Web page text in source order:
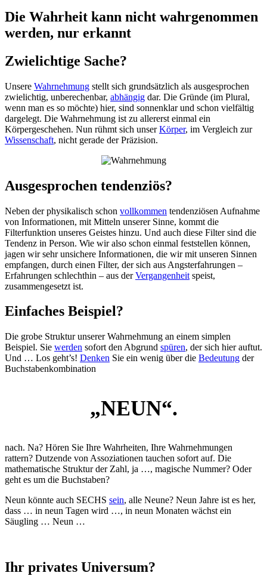
Die Wahrheit kann nicht wahrgenommen
werden, nur erkannt
Zwielichtige Sache?
Unsere Wahrnehmung stellt sich grundsätzlich als ausgesprochen
zwielichtig, unberechenbar, abhängig dar. Die Gründe (im Plural,
wenn man es so möchte) hier, sind sonnenklar und schon vielfältig
dargelegt. Die Wahrnehmung ist zu allererst einmal ein
Körpergeschehen. Nun rühmt sich unserKörper, im Vergleich zur
Wissenschaft, nicht gerade der Präzision.
Ausgesprochen tendenziös?
Neben der physikalisch schon vollkommen tendenziösen Aufnahme
von Informationen, mit Mitteln unserer Sinne, kommt die
Filterfunktion unseres Geistes hinzu. Und auch diese Filter sind die
Tendenz in Person. Wie wir also schon einmal feststellen können,
jagen wir sehr unsichere Informationen, die wir mit unseren Sinnen
empfangen, durch einen Filter, der sich aus Angsterfahrungen –
Erfahrungen schlechthin – aus derVergangenheit speist,
zusammengesetzt ist.
Einfaches Beispiel?
Die grobe Struktur unserer Wahrnehmung an einem simplen
Beispiel. Sie werden sofort den Abgrund spüren, der sich hier auftut.
Und … Los geht’s! Denken Sie ein wenig über die Bedeutung der
Buchstabenkombination
„NEUN“.
nach. Na? Hören Sie Ihre Wahrheiten, Ihre Wahrnehmungen
rattern? Dutzende von Assoziationen tauchen sofort auf. Die
mathematische Struktur der Zahl, ja …, magische Nummer? Oder
geht es um die Buchstaben?
Neun könnte auch SECHS sein, alle Neune? Neun Jahre ist es her,
dass … in neun Tagen wird …, in neun Monaten wächst ein
Säugling … Neun …
Ihr privates Universum?